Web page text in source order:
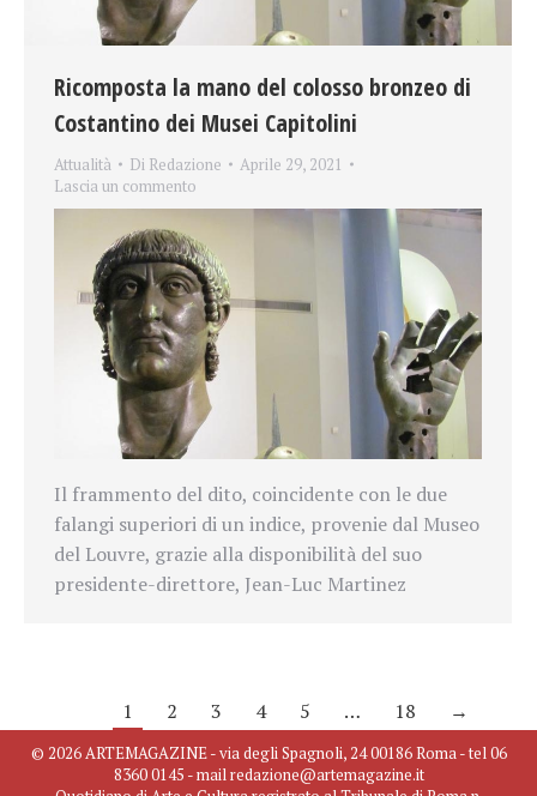
Ricomposta la mano del colosso bronzeo di
Costantino dei Musei Capitolini
Attualità Di Redazione
Aprile 29, 2021
Lascia un commento
Il frammento del dito, coincidente con le due
falangi superiori di un indice, provenie dal Museo
del Louvre, grazie alla disponibilità del suo
presidente-direttore, Jean-Luc Martinez
1 2 3 4 5 … 18 →
© 2026 ARTEMAGAZINE - via degli Spagnoli, 24 00186 Roma - tel 06
8360 0145 - mail redazione@artemagazine.it